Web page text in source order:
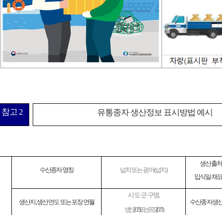
참고2 유통종자 생산정보 표시방법 예시
수산종자 명칭 넙치 또는 광어(넙치)
생산출처
입식일·채
생산지,생산 연도 또는 포장 연월
시·도·군·구명,
생산(2025)또는 포장( 2025.1)
수산종자생